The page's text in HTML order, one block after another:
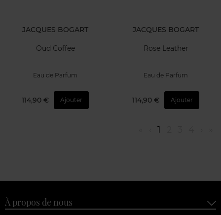
JACQUES BOGART
Oud Coffee
Eau de Parfum
114,90 € Ajouter
JACQUES BOGART
Rose Leather
Eau de Parfum
114,90 € Ajouter
1
À propos de nous